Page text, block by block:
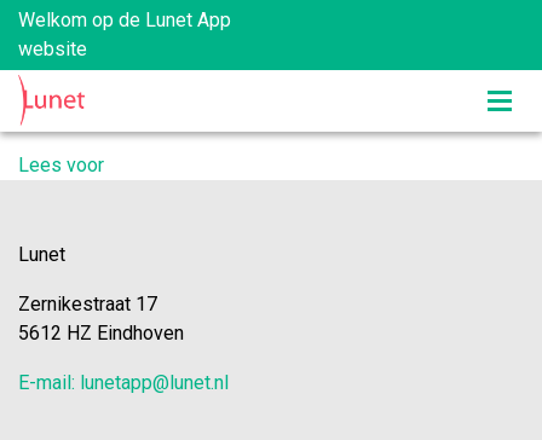
Welkom op de Lunet App
website
Lees voor
Lunet
Zernikestraat 17
5612 HZ Eindhoven
E-mail: lunetapp@lunet.nl